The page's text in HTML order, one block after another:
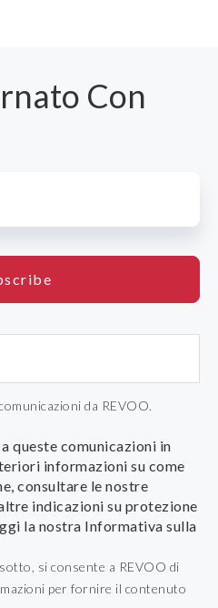
Con
da REVOO.
queste comunicazioni in
informazioni su come
consultare le nostre
indicazioni su protezione
la nostra Informativa sulla
si consente a REVOO di
per fornire il contenuto